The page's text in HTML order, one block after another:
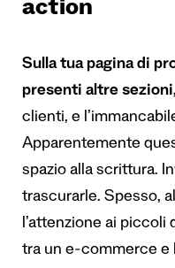
action
Sulla tua pagina di
presenti altre
clienti, e
Apparentemente
spazio alla scrittura.
trascurarle. Spesso,
l’attenzione ai
tra un e-commerce e